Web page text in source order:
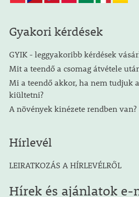
Gyakori kérdések
GYIK - leggyakoribb kérdések
Mit a teendő a csomag átvétele
Mi a teendő akkor, ha nem tudjuk
kiültetni?
A növények kinézete rendben van?
Hírlevél
LEIRATKOZÁS A HÍRLEVÉLRŐL
Hírek és ajánlatok